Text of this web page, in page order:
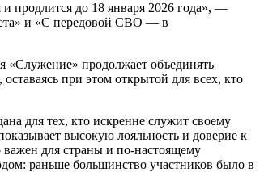
продлится до 18 января 2026 года», —
и «С передовой СВО — в
«Служение» продолжает объединять
при этом открытой для всех, кто
для тех, кто искренне служит своему
высокую лояльность и доверие к
для страны и по-настоящему
раньше большинство участников было в